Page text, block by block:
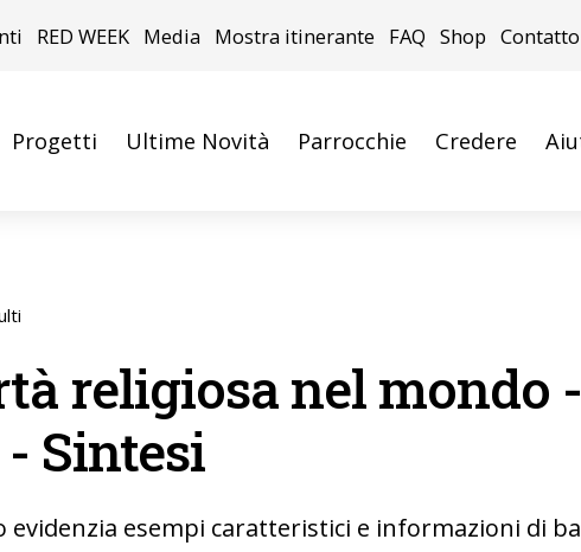
RED WEEK Media Mostra itinerante FAQ Shop Contatto
Progetti Ultime Novità Parrocchie Credere
religiosa nel mondo
- Sintesi
evidenzia esempi caratteristici e informazioni di